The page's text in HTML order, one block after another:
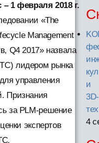
1 февраля 2018 г.
«The
Management
Q4 2017» назвала
лидером рынка
управления
Признания
за PLM-решение
экспертов
и
3D-
4